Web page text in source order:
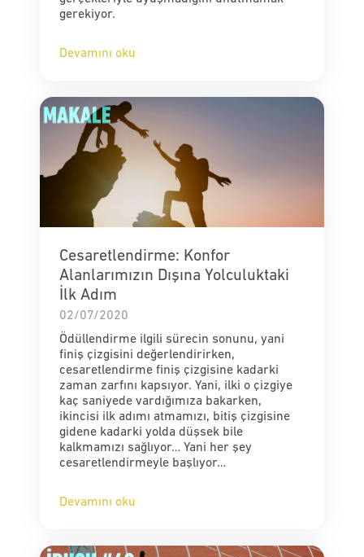
gerekiyor.
Devamını oku
Cesaretlendirme: Konfor
Alanlarımızın Dışına Yolculuktaki
İlk Adım
02/07/2020
Ödüllendirme ilgili sürecin sonunu, yani
finiş çizgisini değerlendirirken,
cesaretlendirme finiş çizgisine kadarki
zaman zarfını kapsıyor. Yani, ilki o çizgiye
kaç saniyede vardığımıza bakarken,
ikincisi ilk adımı atmamızı, bitiş çizgisine
gidene kadarki yolda düşsek bile
kalkmamızı sağlıyor… Yani her şey
cesaretlendirmeyle başlıyor…
Devamını oku